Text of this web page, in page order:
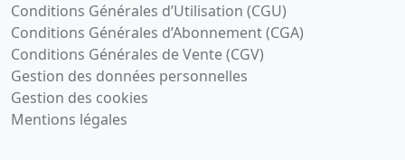
Conditions Générales d’Utilisation (CGU)
Conditions Générales d’Abonnement (CGA)
Conditions Générales de Vente (CGV)
Gestion des données personnelles
Gestion des cookies
Mentions légales